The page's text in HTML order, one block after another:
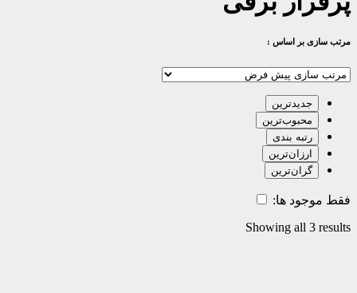
مرتب سازی بر اساس :
جدیدترین
محبوب‌ترین
رتبه بندی
ارزان‌ترین
گران‌ترین
فقط موجود ها:
Showing all 3 results